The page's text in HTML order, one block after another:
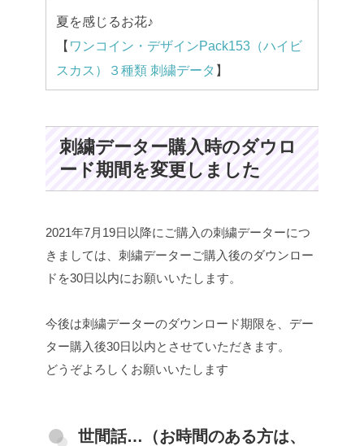
夏を感じるお花♪
【 ワンコイン・デザインPack153（ハイビ
スカス）３種類 刺繍データ 】
刺繍データー購入時のダウロ
ード期間を変更しました
2021年7月19日以降にご購入の刺繍データーにつ
きましては、刺繍データーご購入後のダウンロー
ドを30日以内にお願いいたします。
今後は刺繍データーのダウンロード期限を、デー
ター購入後30日以内とさせていただきます。
どうぞよろしくお願いいたします
世間話…（お時間のある方は、